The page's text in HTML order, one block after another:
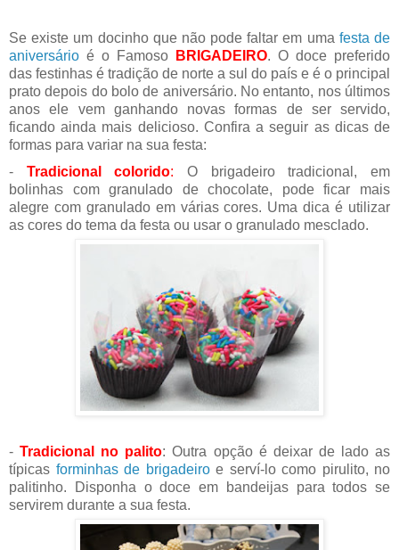
Se existe um docinho que não pode faltar em uma festa de
aniversário é o Famoso BRIGADEIRO. O doce preferido
das festinhas é tradição de norte a sul do país e é o principal
prato depois do bolo de aniversário. No entanto, nos últimos
anos ele vem ganhando novas formas de ser servido,
ficando ainda mais delicioso. Confira a seguir as dicas de
formas para variar na sua festa:
- Tradicional colorido:O brigadeiro tradicional, em
bolinhas com granulado de chocolate, pode ficar mais
alegre com granulado em várias cores. Uma dica é utilizar
as cores do tema da festa ou usar o granulado mesclado.
- Tradicional no palito:Outra opção é deixar de lado as
típicas forminhas de brigadeiroe serví-lo como pirulito, no
palitinho. Disponha o doce em bandeijas para todos se
servirem durante a sua festa.